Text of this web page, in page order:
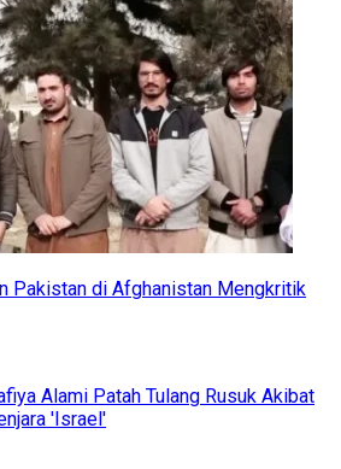
Pakistan di Afghanistan Mengkritik
Alami Patah Tulang Rusuk Akibat
'Israel'